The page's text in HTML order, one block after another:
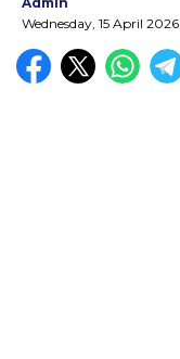
Wednesday, 15 April 2026